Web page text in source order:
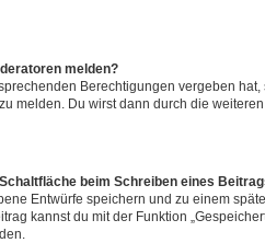
melden?
Berechtigungen vergeben
melden. Du wirst dann durch die
beim Schreiben eines
Entwürfe speichern und zu einem
kannst du mit der Funktion